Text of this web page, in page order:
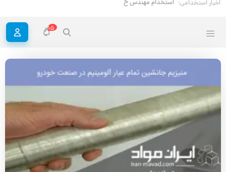
اخبار استخدامی: استخدام مهندس خوردگی و حفاظت مواد
15